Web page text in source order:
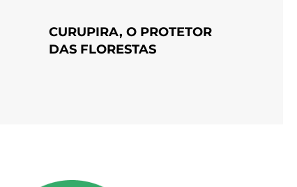
CURUPIRA, O PROTETOR
DAS FLORESTAS